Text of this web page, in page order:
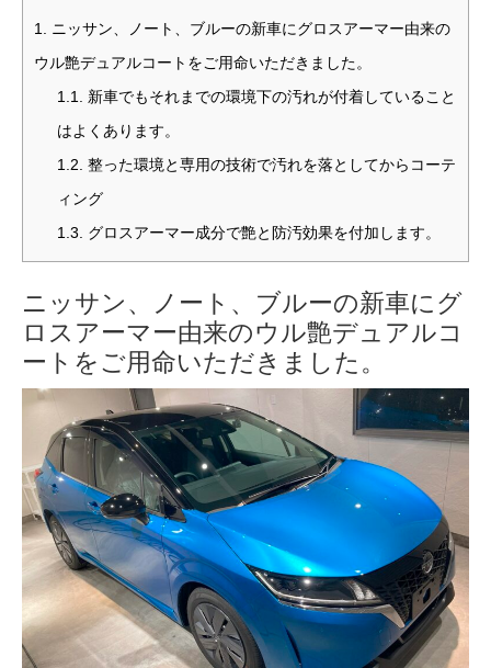
1. ニッサン、ノート、ブルーの新車にグロスアーマー由来の
ウル艶デュアルコートをご用命いただきました。
1.1. 新車でもそれまでの環境下の汚れが付着していること
はよくあります。
1.2. 整った環境と専用の技術で汚れを落としてからコーテ
ィング
1.3. グロスアーマー成分で艶と防汚効果を付加します。
ニッサン、ノート、ブルーの新車にグ
ロスアーマー由来のウル艶デュアルコ
ートをご用命いただきました。